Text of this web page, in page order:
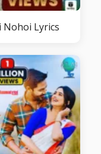
Nohoi Lyrics